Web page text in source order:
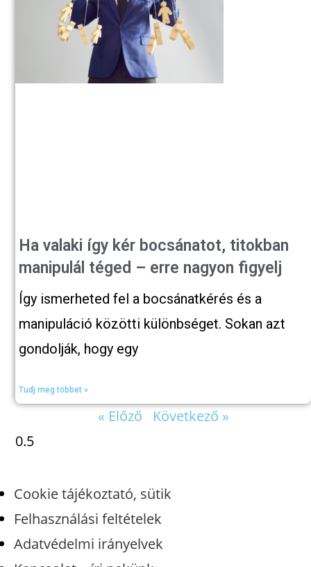
Ha valaki így kér bocsánatot, titokban
manipulál téged – erre nagyon figyelj
Így ismerheted fel a bocsánatkérés és a
manipuláció közötti különbséget. Sokan azt
gondolják, hogy egy
Tudj meg többet »
« Előző Következő »
Cookie tájékoztató, sütik
Felhasználási feltételek
Adatvédelmi irányelvek